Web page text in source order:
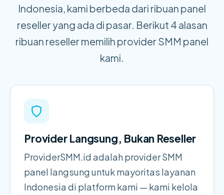
Indonesia, kami berbeda dari ribuan panel
reseller yang ada di pasar. Berikut 4 alasan
ribuan reseller memilih provider SMM panel
kami.
Provider Langsung, Bukan Reseller
ProviderSMM.id adalah provider SMM
panel langsung untuk mayoritas layanan
Indonesia di platform kami — kami kelola